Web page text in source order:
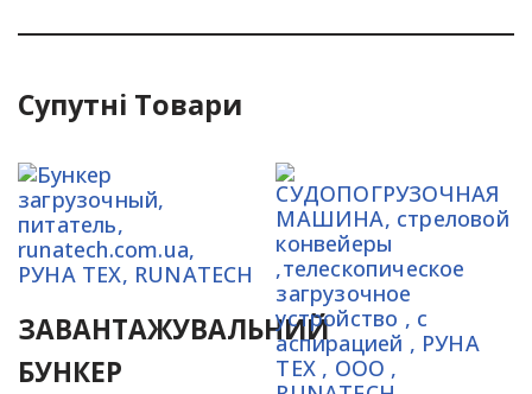
Супутні Товари
ЗАВАНТАЖУВАЛЬНИЙ
БУНКЕР